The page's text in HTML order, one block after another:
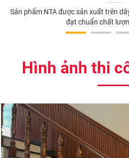
Sản phẩm NTA được sản xuất trên
đạt chuẩn chất
Hình ảnh thi